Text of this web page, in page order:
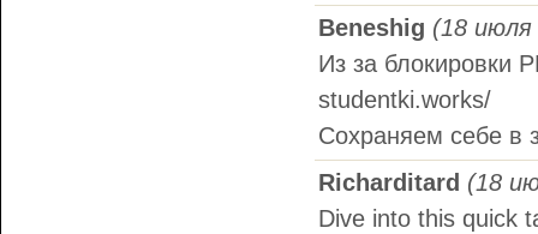
Beneshig (18 июля
Из за блокировки
studentki.works/
Сохраняем себе в
Richarditard (18
Dive into this quick